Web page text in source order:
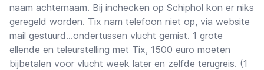
naam achternaam. Bij inchecken op Schiphol kon er niks
geregeld worden. Tix nam telefoon niet op, via website
mail gestuurd...ondertussen vlucht gemist. 1 grote
ellende en teleurstelling met Tix, 1500 euro moeten
bijbetalen voor vlucht week later en zelfde terugreis. (1